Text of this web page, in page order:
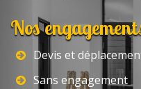
Nos
Devis et
Sans engagement